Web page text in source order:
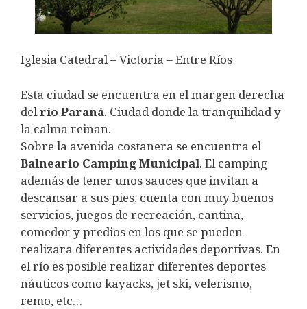
Iglesia Catedral – Victoria – Entre Ríos
Esta ciudad se encuentra en el margen derecha
delrío Paraná. Ciudad donde la tranquilidad y
la calma reinan.
Sobre la avenida costanera se encuentra el
Balneario Camping Municipal. El camping
además de tener unos sauces que invitan a
descansar a sus pies, cuenta con muy buenos
servicios, juegos de recreación, cantina,
comedor y predios en los que se pueden
realizara diferentes actividades deportivas. En
el río es posible realizar diferentes deportes
náuticos como kayacks, jet ski, velerismo,
remo, etc…